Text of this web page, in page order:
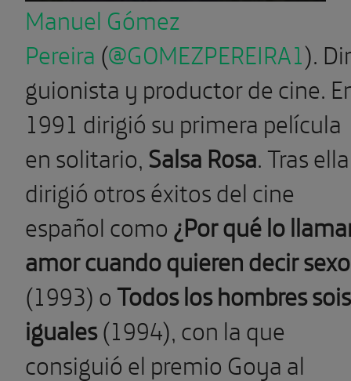
Manuel Gómez
Pereira (@GOMEZPEREIRA1).
guionista y productor de cine.
1991 dirigió su primera película
en solitario, Salsa Rosa. Tras
dirigió otros éxitos del cine
español como¿Por qué lo
amor cuando quieren decir
(1993) oTodos los hombres sois
iguales(1994), con la que
consiguió el premio Goya al